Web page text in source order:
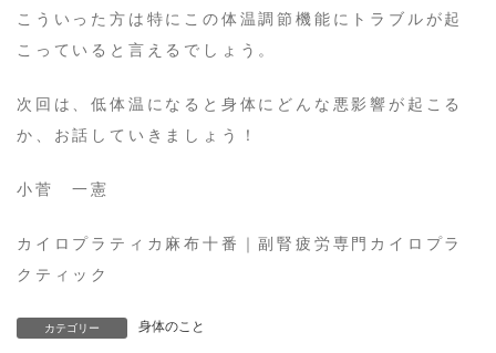
こういった方は特にこの体温調節機能にトラブルが起
こっていると言えるでしょう。
次回は、低体温になると身体にどんな悪影響が起こる
か、お話していきましょう！
小菅 一憲
カイロプラティカ麻布十番｜副腎疲労専門カイロプラ
クティック
カテゴリー 身体のこと